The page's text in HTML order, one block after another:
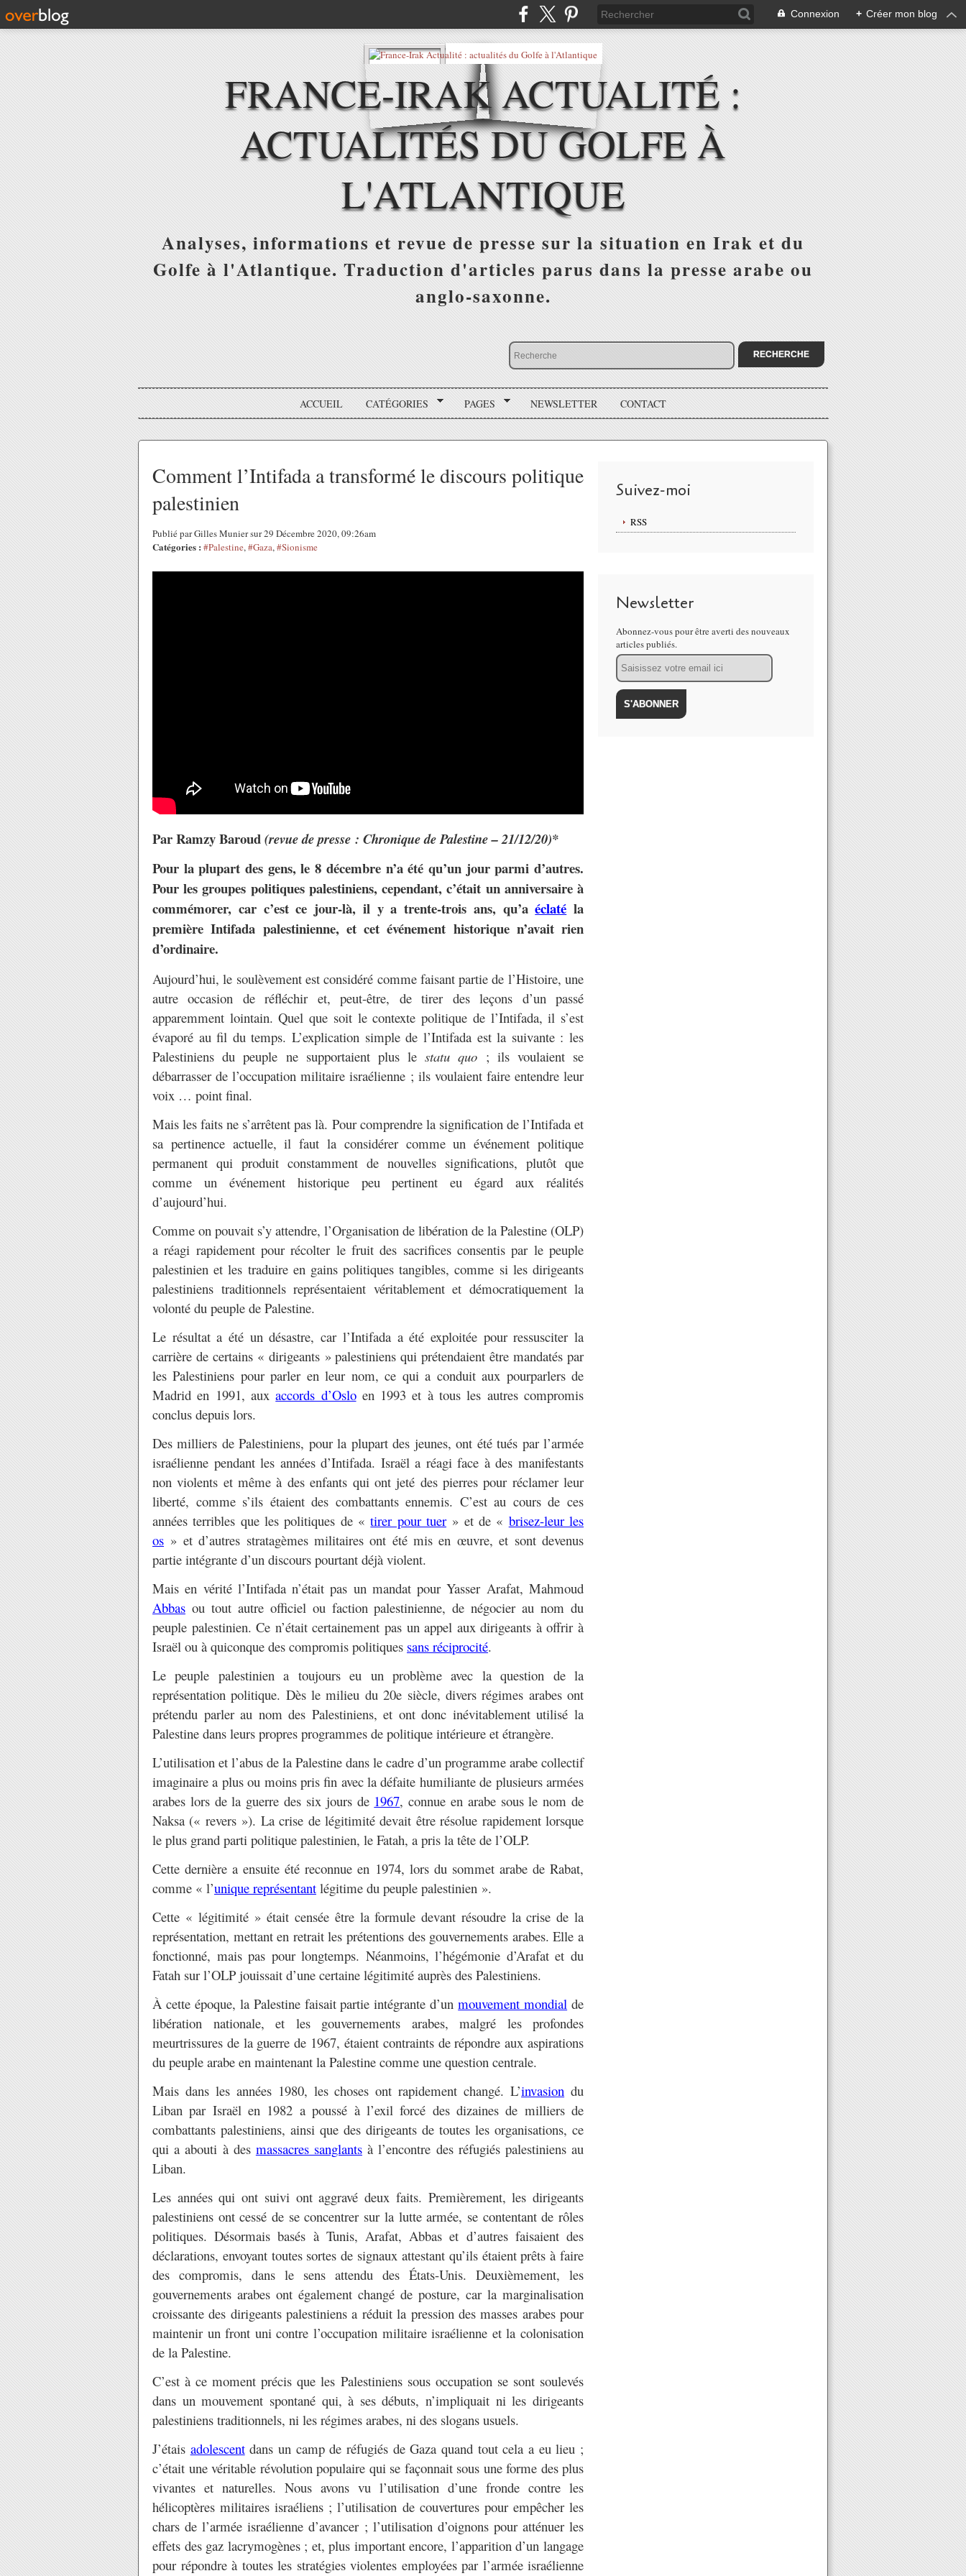
Connexion + Créer mon blog
FRANCE-IRAK ACTUALITÉ :
ACTUALITÉS DU GOLFE À
L'ATLANTIQUE
Analyses, informations et revue de presse sur la situation en Irak et du
Golfe à l'Atlantique. Traduction d'articles parus dans la presse arabe ou
anglo-saxonne.
ACCUEIL CATÉGORIES PAGES NEWSLETTER CONTACT
Comment l’Intifada a transformé le discours politique
palestinien
Publié par Gilles Munier sur 29 Décembre 2020, 09:26am
Catégories : #Palestine,#Gaza,#Sionisme
Par Ramzy Baroud(revue de presse : Chronique de Palestine – 21/12/20)*
Pour la plupart des gens, le 8 décembre n’a été qu’un jour parmi d’autres.
Pour les groupes politiques palestiniens, cependant, c’était un anniversaire à
commémorer, car c’est ce jour-là, il y a trente-trois ans, qu’aéclaté la
première Intifada palestinienne, et cet événement historique n’avait rien
d’ordinaire.
Aujourd’hui, le soulèvement est considéré comme faisant partie de l’Histoire, une
autre occasion de réfléchir et, peut-être, de tirer des leçons d’un passé
apparemment lointain. Quel que soit le contexte politique de l’Intifada, il s’est
évaporé au fil du temps. L’explication simple de l’Intifada est la suivante : les
Palestiniens du peuple ne supportaient plus lestatu quo ; ils voulaient se
débarrasser de l’occupation militaire israélienne ; ils voulaient faire entendre leur
voix … point final.
Mais les faits ne s’arrêtent pas là. Pour comprendre la signification de l’Intifada et
sa pertinence actuelle, il faut la considérer comme un événement politique
permanent qui produit constamment de nouvelles significations, plutôt que
comme un événement historique peu pertinent eu égard aux réalités
d’aujourd’hui.
Comme on pouvait s’y attendre, l’Organisation de libération de la Palestine (OLP)
a réagi rapidement pour récolter le fruit des sacrifices consentis par le peuple
palestinien et les traduire en gains politiques tangibles, comme si les dirigeants
palestiniens traditionnels représentaient véritablement et démocratiquement la
volonté du peuple de Palestine.
Le résultat a été un désastre, car l’Intifada a été exploitée pour ressusciter la
carrière de certains « dirigeants » palestiniens qui prétendaient être mandatés par
les Palestiniens pour parler en leur nom, ce qui a conduit aux pourparlers de
Madrid en 1991, auxaccords d’Osloen 1993 et à tous les autres compromis
conclus depuis lors.
Des milliers de Palestiniens, pour la plupart des jeunes, ont été tués par l’armée
israélienne pendant les années d’Intifada. Israël a réagi face à des manifestants
non violents et même à des enfants qui ont jeté des pierres pour réclamer leur
liberté, comme s’ils étaient des combattants ennemis. C’est au cours de ces
années terribles que les politiques de «tirer pour tuer » et de « brisez-leur les
os » et d’autres stratagèmes militaires ont été mis en œuvre, et sont devenus
partie intégrante d’un discours pourtant déjà violent.
Mais en vérité l’Intifada n’était pas un mandat pour Yasser Arafat, Mahmoud
Abbas ou tout autre officiel ou faction palestinienne, de négocier au nom du
peuple palestinien. Ce n’était certainement pas un appel aux dirigeants à offrir à
Israël ou à quiconque des compromis politiques sans réciprocité.
Le peuple palestinien a toujours eu un problème avec la question de la
représentation politique. Dès le milieu du 20e siècle, divers régimes arabes ont
prétendu parler au nom des Palestiniens, et ont donc inévitablement utilisé la
Palestine dans leurs propres programmes de politique intérieure et étrangère.
L’utilisation et l’abus de la Palestine dans le cadre d’un programme arabe collectif
imaginaire a plus ou moins pris fin avec la défaite humiliante de plusieurs armées
arabes lors de la guerre des six jours de 1967, connue en arabe sous le nom de
Naksa (« revers »). La crise de légitimité devait être résolue rapidement lorsque
le plus grand parti politique palestinien, le Fatah, a pris la tête de l’OLP.
Cette dernière a ensuite été reconnue en 1974, lors du sommet arabe de Rabat,
comme « l’unique représentant légitime du peuple palestinien ».
Cette « légitimité » était censée être la formule devant résoudre la crise de la
représentation, mettant en retrait les prétentions des gouvernements arabes. Elle a
fonctionné, mais pas pour longtemps. Néanmoins, l’hégémonie d’Arafat et du
Fatah sur l’OLP jouissait d’une certaine légitimité auprès des Palestiniens.
À cette époque, la Palestine faisait partie intégrante d’unmouvement mondial de
libération nationale, et les gouvernements arabes, malgré les profondes
meurtrissures de la guerre de 1967, étaient contraints de répondre aux aspirations
du peuple arabe en maintenant la Palestine comme une question centrale.
Mais dans les années 1980, les choses ont rapidement changé. L’invasion du
Liban par Israël en 1982 a poussé à l’exil forcé des dizaines de milliers de
combattants palestiniens, ainsi que des dirigeants de toutes les organisations, ce
qui a abouti à des massacres sanglants à l’encontre des réfugiés palestiniens au
Liban.
Les années qui ont suivi ont aggravé deux faits. Premièrement, les dirigeants
palestiniens ont cessé de se concentrer sur la lutte armée, se contentant de rôles
politiques. Désormais basés à Tunis, Arafat, Abbas et d’autres faisaient des
déclarations, envoyant toutes sortes de signaux attestant qu’ils étaient prêts à faire
des compromis, dans le sens attendu des États-Unis. Deuxièmement, les
gouvernements arabes ont également changé de posture, car la marginalisation
croissante des dirigeants palestiniens a réduit la pression des masses arabes pour
maintenir un front uni contre l’occupation militaire israélienne et la colonisation
de la Palestine.
C’est à ce moment précis que les Palestiniens sous occupation se sont soulevés
dans un mouvement spontané qui, à ses débuts, n’impliquait ni les dirigeants
palestiniens traditionnels, ni les régimes arabes, ni des slogans usuels.
J’étais adolescentdans un camp de réfugiés de Gaza quand tout cela a eu lieu ;
c’était une véritable révolution populaire qui se façonnait sous une forme des plus
vivantes et naturelles. Nous avons vu l’utilisation d’une fronde contre les
hélicoptères militaires israéliens ; l’utilisation de couvertures pour empêcher les
chars de l’armée israélienne d’avancer ; l’utilisation d’oignons pour atténuer les
effets des gaz lacrymogènes ; et, plus important encore, l’apparition d’un langage
pour répondre à toutes les stratégies violentes employées par l’armée israélienne
Suivez-moi
RSS
Newsletter
Abonnez-vous pour être averti des nouveaux
articles publiés.
Email